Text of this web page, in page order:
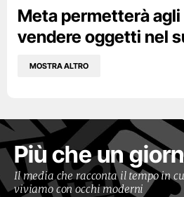
Meta permetterà
vendere oggetti nel
MOSTRA ALTRO
Più che un
Il media che racconta il tempo in
viviamo con occhi moderni